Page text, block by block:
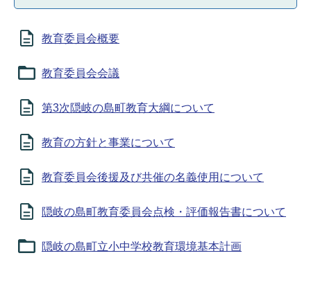
教育委員会概要
教育委員会会議
第3次隠岐の島町教育大綱について
教育の方針と事業について
教育委員会後援及び共催の名義使用について
隠岐の島町教育委員会点検・評価報告書について
隠岐の島町立小中学校教育環境基本計画